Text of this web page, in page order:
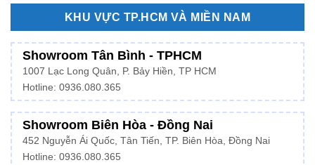
KHU VỰC TP.HCM VÀ MIỀN NAM
Showroom Tân Bình - TPHCM
1007 Lạc Long Quân, P. Bảy Hiền, TP HCM
Hotline: 0936.080.365
Showroom Biên Hòa - Đồng Nai
452 Nguyễn Ái Quốc, Tân Tiến, TP. Biên Hòa, Đồng Nai
Hotline: 0936.080.365